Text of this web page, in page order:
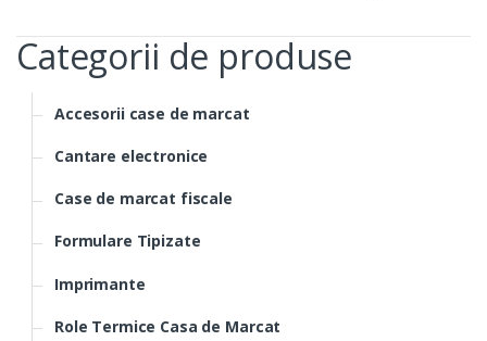
Categorii de produse
Accesorii case de marcat
Cantare electronice
Case de marcat fiscale
Formulare Tipizate
Imprimante
Role Termice Casa de Marcat